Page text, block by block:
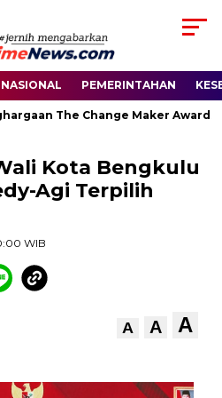
PEMERINTAHAN
The Change Maker Awards
Kota Bengkulu
Agi Terpilih
WIB
A A A